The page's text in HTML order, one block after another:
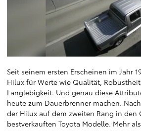
Seit seinem ersten Erscheinen im Jahr
Hilux für Werte wie Qualität,
Langlebigkeit. Und genau diese
heute zum Dauerbrenner machen.
der Hilux auf dem zweiten Rang in den
bestverkauften Toyota Modelle. Mehr